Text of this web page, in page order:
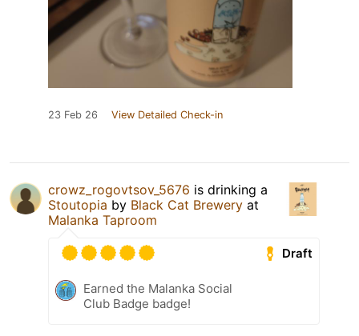
23 Feb 26 View Detailed Check-in
crowz_rogovtsov_5676 is drinking a
Stoutopia by Black Cat Brewery at
Malanka Taproom
Draft
Earned the Malanka Social
Club Badge badge!